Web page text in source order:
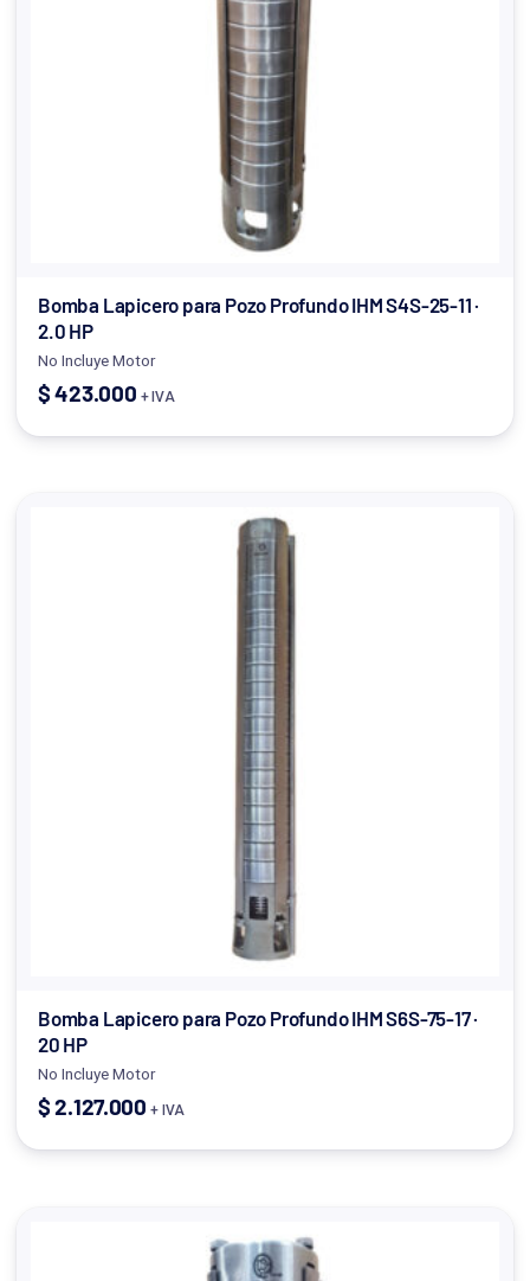
Bomba Lapicero para Pozo Profundo IHM S4S-25-11 ·
2.0 HP
No Incluye Motor
$423.000 + IVA
Bomba Lapicero para Pozo Profundo IHM S6S-75-17 ·
20 HP
No Incluye Motor
$2.127.000 + IVA